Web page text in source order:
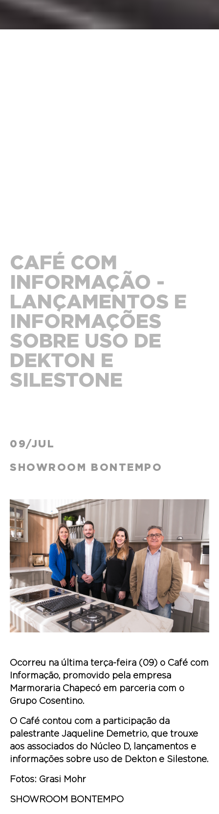
CAFÉ COM
INFORMAÇÃO -
LANÇAMENTOS E
INFORMAÇÕES
SOBRE USO DE
DEKTON E
SILESTONE
09/JUL
SHOWROOM BONTEMPO
Ocorreu na última terça-feira (09) o Café com
Informação, promovido pela empresa
Marmoraria Chapecó em parceria com o
Grupo Cosentino.
O Café contou com a participação da
palestrante Jaqueline Demetrio, que trouxe
aos associados do Núcleo D, lançamentos e
informações sobre uso de Dekton e Silestone.
Fotos: Grasi Mohr
SHOWROOM BONTEMPO